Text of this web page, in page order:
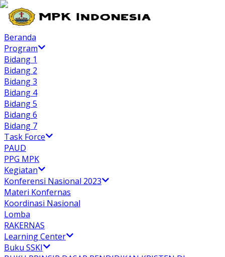
Beranda
Program
Bidang 1
Bidang 2
Bidang 3
Bidang 4
Bidang 5
Bidang 6
Bidang 7
Task Force
PAUD
PPG MPK
Kegiatan
Konferensi Nasional 2023
Materi Konfernas
Koordinasi Nasional
Lomba
RAKERNAS
Learning Center
Buku SSKI